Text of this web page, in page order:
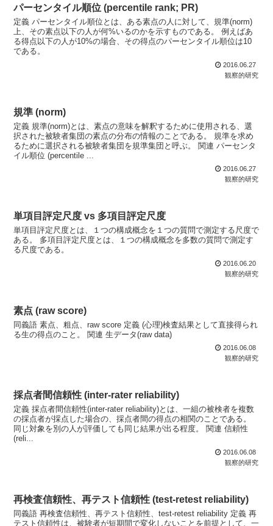
パーセンタイル順位 (percentile rank; PR)
定義 パーセンタイル順位とは、ある素点の人に対して、規準(norm)
上、その素点以下の人が何%いるのかを示すものである。 例えばあ
る得点以下の人が10%の場合、その得点のパーセンタイル順位は10
である。
2016.06.27
観察的研究
規準 (norm)
定義 規準(norm)とは、素点の意味を解釈するために使用される、選
択された被験者集団の素点の分布の情報のことである。 規準を求め
るために選択される被験者集団を規準集団と呼ぶ。 関連 パーセンタ
イル順位 (percentile ...
2016.06.27
観察的研究
単項目評定尺度 vs 多項目評定尺度
単項目評定尺度とは、１つの構成概念を１つの質問で測定する尺度で
ある。 多項目評定尺度とは、１つの構成概念を多数の質問で測定す
る尺度である。
2016.06.20
観察的研究
素点 (raw score)
同義語 素点、粗点、raw score 定義 (心理)検査結果として直接得られ
る生の得点のこと。 関連 生データ(raw data)
2016.06.08
観察的研究
採点者間信頼性 (inter-rater reliability)
定義 採点者間信頼性(inter-rater reliability)とは、一組の被検者を複数
の採点者が採点した場合の、採点者間の得点の相関のことである。
同じ対象を別の人が評価しても同じ結果が出る程度。 関連 信頼性
(reli...
2016.06.08
観察的研究
再検査信頼性、再テスト信頼性 (test-retest reliability)
同義語 再検査信頼性、再テスト信頼性、test-retest reliability 定義 再
テスト信頼性は、被験者が短期間で変化しないことを前提として、一